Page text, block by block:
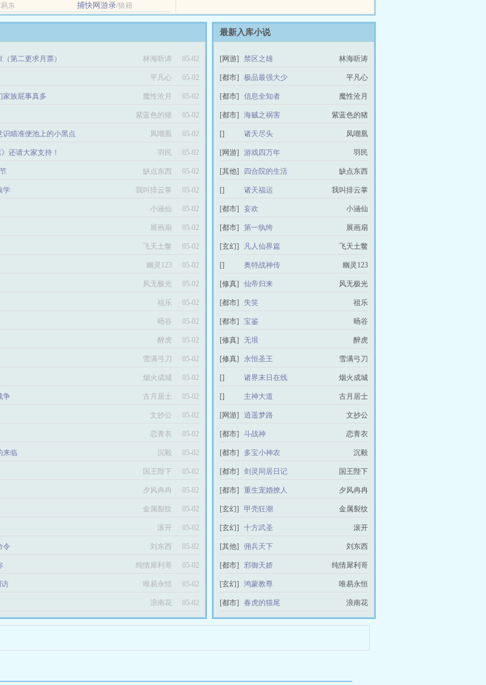
东 捕快网游录/狼籍
第二更求月票） 林海听涛 05-02
平凡心 05-02
家族屁事真多 魔性沧月 05-02
紫蓝色的猪 05-02
识瞄准便池上的小黑点 凤嘲凰 05-02
还请大家支持！ 羽民 05-02
缺点东西 05-02
学 我叫排云掌 05-02
小涵仙 05-02
展画扇 05-02
飞天土鳖 05-02
幽灵123 05-02
风无极光 05-02
祖乐 05-02
旸谷 05-02
醉虎 05-02
雪满弓刀 05-02
烟火成城 05-02
争 古月居士 05-02
文抄公 05-02
恋青衣 05-02
来临 沉毅 05-02
国王陛下 05-02
夕风冉冉 05-02
金属裂纹 05-02
滚开 05-02
令 刘东西 05-02
纯情犀利哥 05-02
唯易永恒 05-02
浪南花 05-02
最新入库小说
[网游] 禁区之雄 林海听涛
[都市] 极品最强大少 平凡心
[都市] 信息全知者 魔性沧月
[都市] 海贼之祸害 紫蓝色的猪
[] 诸天尽头 凤嘲凰
[网游] 游戏四万年 羽民
[其他] 四合院的生活 缺点东西
[] 诸天福运 我叫排云掌
[都市] 妄欢 小涵仙
[都市] 第一纨绔 展画扇
[玄幻] 凡人仙界篇 飞天土鳖
[] 奥特战神传 幽灵123
[修真] 仙帝归来 风无极光
[都市] 失笑 祖乐
[都市] 宝鉴 旸谷
[修真] 无垠 醉虎
[修真] 永恒圣王 雪满弓刀
[] 诸界末日在线 烟火成城
[] 主神大道 古月居士
[网游] 逍遥梦路 文抄公
[都市] 斗战神 恋青衣
[都市] 多宝小神农 沉毅
[都市] 剑灵同居日记 国王陛下
[都市] 重生宠婚撩人 夕风冉冉
[玄幻] 甲壳狂潮 金属裂纹
[玄幻] 十方武圣 滚开
[其他] 佣兵天下 刘东西
[都市] 邪御天娇 纯情犀利哥
[玄幻] 鸿蒙教尊 唯易永恒
[都市] 春虎的猫尾 浪南花